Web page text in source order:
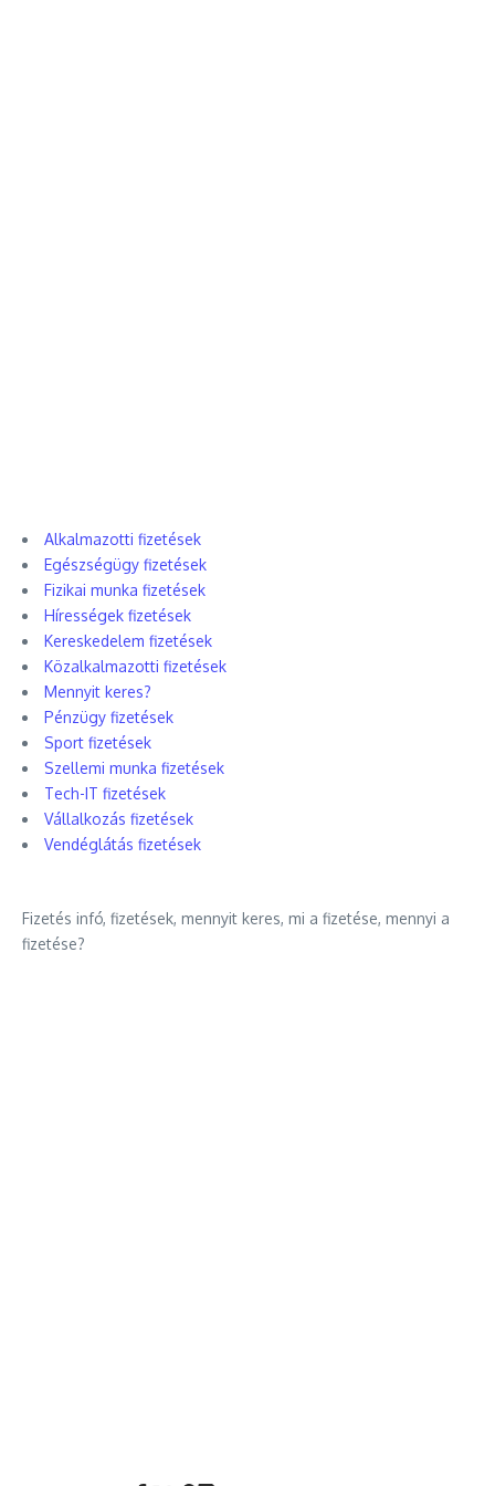
Alkalmazotti fizetések
Egészségügy fizetések
Fizikai munka fizetések
Hírességek fizetések
Kereskedelem fizetések
Közalkalmazotti fizetések
Mennyit keres?
Pénzügy fizetések
Sport fizetések
Szellemi munka fizetések
Tech-IT fizetések
Vállalkozás fizetések
Vendéglátás fizetések
Fizetés infó, fizetések, mennyit keres, mi a fizetése, mennyi a
fizetése?